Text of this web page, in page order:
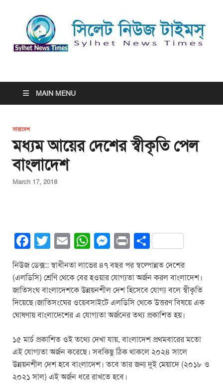
সিলেট নিউজ টাইমস্ | Sylhet
News Times
MAIN MENU
সারাদেশ
মধ্যম আয়ের দেশের স্বীকৃতি পেল
বাংলাদেশ
March 17, 2018
F
a
c
e
b
o
o
k
T
wi
tt
er
E
m
ail
W
at
s
A
p
p
M
ss
e
n
g
er
Pr
t
S
h
ar
e
নিউজ ডেক্স:: স্বাধীনতা লাভের ৪৭ বছর পর স্বল্পোন্নত দেশের
(এলডিসি) শ্রেণি থেকে বের হওয়ার যোগ্যতা অর্জন করল বাংলাদেশ।
জাতিসংঘ বাংলাদেশকে উন্নয়নশীল দেশ হিসেবে যোগ্য বলে স্বীকৃতি
দিয়েছে।জাতিসংঘের ওয়েবসাইটে এলডিসি থেকে উত্তরণ বিষয়ে এক
ঘোষণায় বাংলাদেশের এ যোগ্যতা অর্জনের তথ্য প্রকাশিত হয়।
১৫ মার্চ প্রকাশিত ওই তথ্যে দেখা যায়, বাংলাদেশ প্রথমবারের মতো
এই যোগ্যতা অর্জন করেছে। সবকিছু ঠিক থাকলে ২০২৪ সালে
উন্নয়নশীল দেশ হবে বাংলাদেশ। তবে তার জন্য দুই মেয়াদে (২০১৮ ও
২০২১ সাল) এই অর্জন ধরে রাখতে হবে।